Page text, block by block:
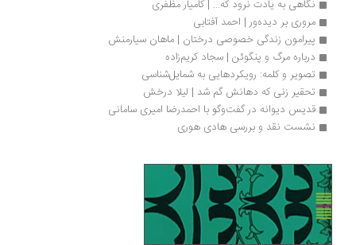
نگاهی به یادت نرود که... | کامیار مظفری
مروری بر دیده‌ور | احمد آفتابی
پیرامون زندگی خصوصی درختان | ماهان سیارمنش
درباره مرگ و پنگوئن | سجاد کریم‌زاده
تصویر و کلمه: رویکردهایی به شمایل‌شناسی
تحقیر زنی که دهانش گم شد | لیلا درخش
قدیس دیوانه در گفت‌وگو با احمدرضا امیری سامانی
نشست نقد و بررسی هادی هوری